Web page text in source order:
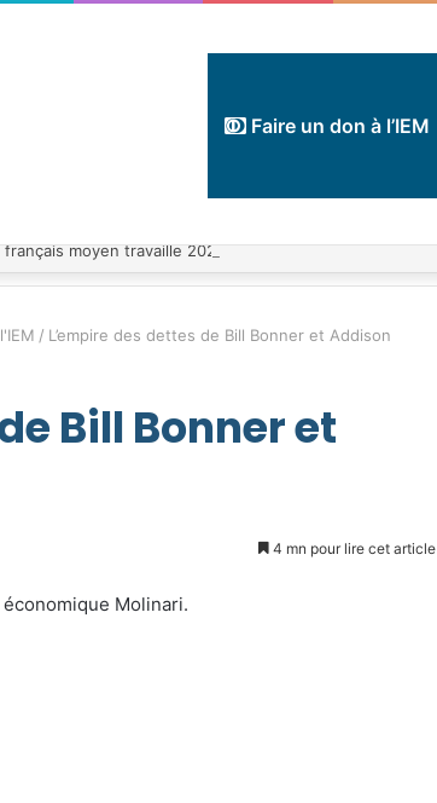
Faire un don à l’IEM
/ L’empire des dettes de Bill Bonner et Addison
Bill Bonner et
4 mn pour lire cet article
Molinari.